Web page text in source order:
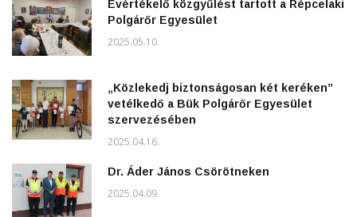
Évértékelő közgyűlést tartott a Répcelaki
Polgárőr Egyesület
2025.05.10.
„Közlekedj biztonságosan két keréken”
vetélkedő a Bük Polgárőr Egyesület
szervezésében
2025.04.16.
Dr. Áder János Csörötneken
2025.04.09.